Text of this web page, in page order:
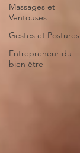
Massages et
Ventouses
Gestes et Postures
Entrepreneur du
bien être